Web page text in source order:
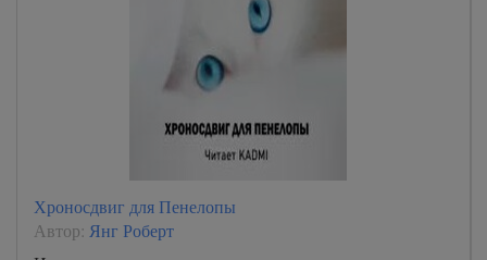
Хроносдвиг для Пенелопы
Автор: Янг Роберт